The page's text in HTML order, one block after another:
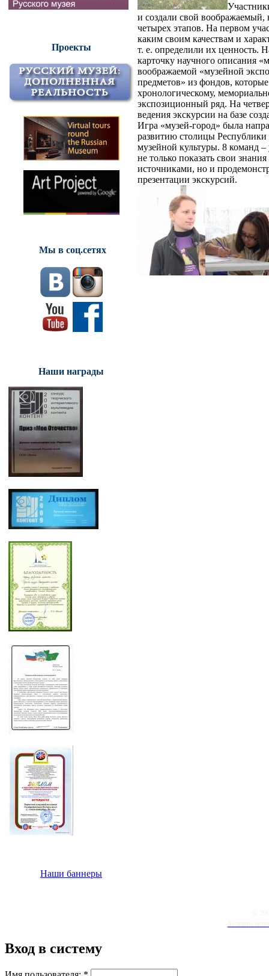
Проекты
Мы в соц.сетях
Наши награды
Наши баннеры
и создали свой
четырех этапов. На первом
каким своим качествам и
т. е. определили их ценность.
карточку научного описания
воображаемой «музейной
предметов» из фондов,
хронологическому,
экспозиционный ряд. На
ведения экскурсии на базе
Игра «музей-город» была
развитию столицы
музейной культуры. 8 команд –
не только показать свои
источниками, но и
презентации экскурсий.
Вход в систему